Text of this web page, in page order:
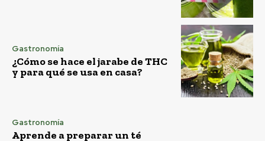
Gastronomía
¿Cómo se hace el jarabe de THC
y para qué se usa en casa?
Gastronomía
Aprende a preparar un té